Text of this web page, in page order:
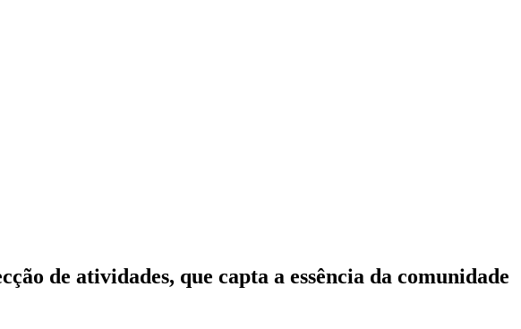
de atividades, que capta a essência da comunidade